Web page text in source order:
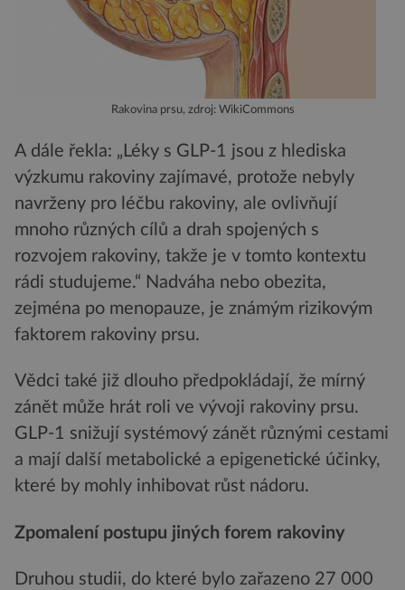
Rakovina prsu, zdroj: WikiCommons
A dále řekla: „Léky s GLP-1 jsou z hlediska
výzkumu rakoviny zajímavé, protože nebyly
navrženy pro léčbu rakoviny, ale ovlivňují
mnoho různých cílů a drah spojených s
rozvojem rakoviny, takže je v tomto kontextu
rádi studujeme.“ Nadváha nebo obezita,
zejména po menopauze, je známým rizikovým
faktorem rakoviny prsu.
Vědci také již dlouho předpokládají, že mírný
zánět může hrát roli ve vývoji rakoviny prsu.
GLP-1 snižují systémový zánět různými cestami
a mají další metabolické a epigenetické účinky,
které by mohly inhibovat růst nádoru.
Zpomalení postupu jiných forem rakoviny
Druhou studii, do které bylo zařazeno 27 000